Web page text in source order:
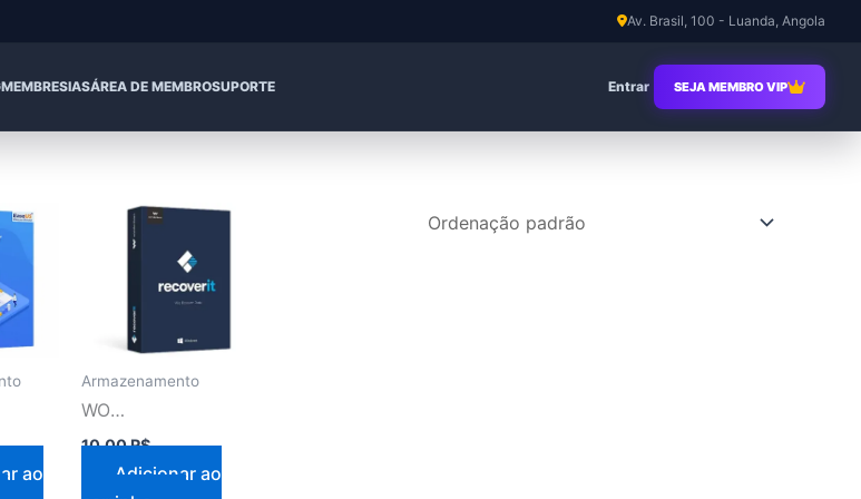
Av. Brasil, 100 - Luanda, Angola
MEMBRESIASÁREA DE MEMBROSUPORTE Entrar SEJA MEMBRO VIP
ao
Armazenamento
WONDERSHARE RECOVER IT 2024
10,00R$
Adicionar ao